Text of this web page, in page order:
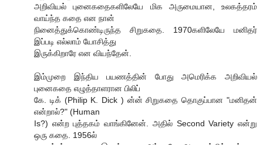
அறிவியல் புனைகதைகளிலேயே மிக அருமையான, உலகத்தரம்
வாய்ந்த கதை என நான்
நினைத்துக்கொண்டிருந்த சிறுகதை. 1970களிலேயே மனிதர்
இப்படி எல்லாம் யோசித்து
இருக்கிறாரே என வியந்தேன்.
இம்முறை இந்திய பயணத்தின் போது அமெரிக்க அறிவியல்
புனைகதை எழுத்தாளரான பிலிப்
கே. டிக் (Philip K. Dick ) ன்ன் சிறுகதை தொகுப்பான "மனிதன்
என்றால்?" (Human
Is?) என்ற புத்தகம் வாங்கினேன். அதில் Second Variety என்று
ஒரு கதை. 1956ல்